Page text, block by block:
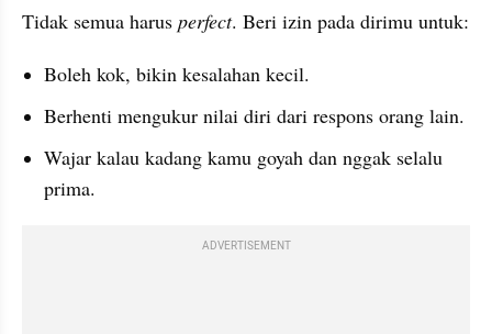
Tidak semua harus perfect. Beri izin pada dirimu untuk:
Boleh kok, bikin kesalahan kecil.
Berhenti mengukur nilai diri dari respons orang lain.
Wajar kalau kadang kamu goyah dan nggak selalu
prima.
ADVERTISEMENT